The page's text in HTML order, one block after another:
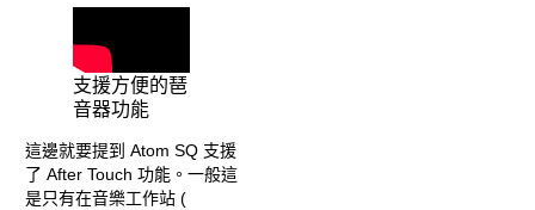
支援方便的琶
音器功能
這邊就要提到 Atom SQ 支援
了 After Touch 功能。一般這
是只有在音樂工作站 (